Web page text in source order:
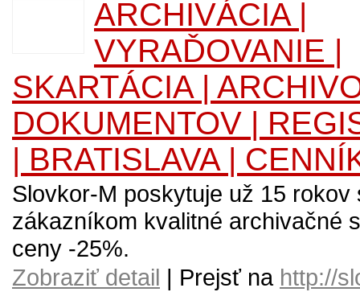
ARCHIVÁCIA |
VYRAĎOVANIE |
SKARTÁCIA |
DOKUMENTOV |
| BRATISLAVA |
Slovkor-M poskytuje už 15 rokov
zákazníkom kvalitné archivačné
ceny -25%.
Zobraziť detail | Prejsť na http://